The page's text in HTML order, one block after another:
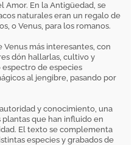
Amor. En la Antigüedad, se
naturales eran un regalo de
o Venus, para los romanos.
más interesantes, con
dón hallarlas, cultivo y
de especies
al jengibre, pasando por
y conocimiento, una
que han influido en
El texto se complementa
especies y grabados de